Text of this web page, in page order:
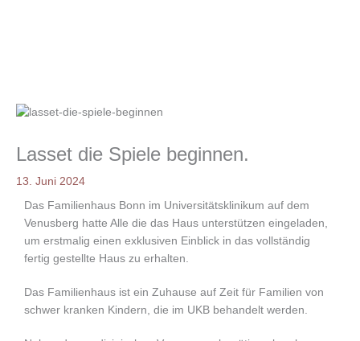
Lasset die Spiele beginnen.
13. Juni 2024
Das Familienhaus Bonn im Universitätsklinikum auf dem
Venusberg hatte Alle die das Haus unterstützen eingeladen,
um erstmalig einen exklusiven Einblick in das vollständig
fertig gestellte Haus zu erhalten.
Das Familienhaus ist ein Zuhause auf Zeit für Familien von
schwer kranken Kindern, die im UKB behandelt werden.